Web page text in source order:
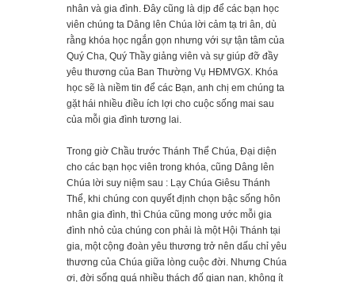
nhân và gia đình. Đây cũng là dịp để các bạn học
viên chúng ta Dâng lên Chúa lời cảm tạ tri ân, dù
rằng khóa học ngắn gọn nhưng với sự tận tâm của
Quý Cha, Quý Thầy giảng viên và sự giúp đỡ đầy
yêu thương của Ban Thường Vụ HĐMVGX. Khóa
học sẽ là niềm tin để các Bạn, anh chị em chúng ta
gặt hái nhiều điều ích lợi cho cuộc sống mai sau
của mỗi gia đình tương lai.
Trong giờ Chầu trước Thánh Thể Chúa, Đại diện
cho các bạn học viên trong khóa, cũng Dâng lên
Chúa lời suy niệm sau : Lạy Chúa Giêsu Thánh
Thể, khi chúng con quyết định chọn bậc sống hôn
nhân gia đình, thì Chúa cũng mong ước mỗi gia
đình nhỏ của chúng con phải là một Hội Thánh tại
gia, một cộng đoàn yêu thương trở nên dấu chỉ yêu
thương của Chúa giữa lòng cuộc đời. Nhưng Chúa
ơi, đời sống quá nhiều thách đố gian nan, không ít